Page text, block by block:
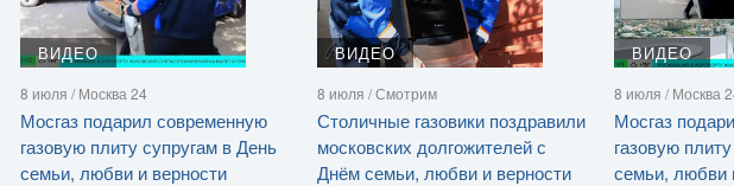
ВИДЕО
8 июля / Москва 24
Мосгаз подарил современную
газовую плиту супругам в День
семьи, любви и верности
ВИДЕО
8 июля / Смотрим
Столичные газовики поздравили
московских долгожителей с
Днём семьи, любви и верности
ВИДЕО
8 июля / Москва
Мосгаз
газовую
семьи, любви